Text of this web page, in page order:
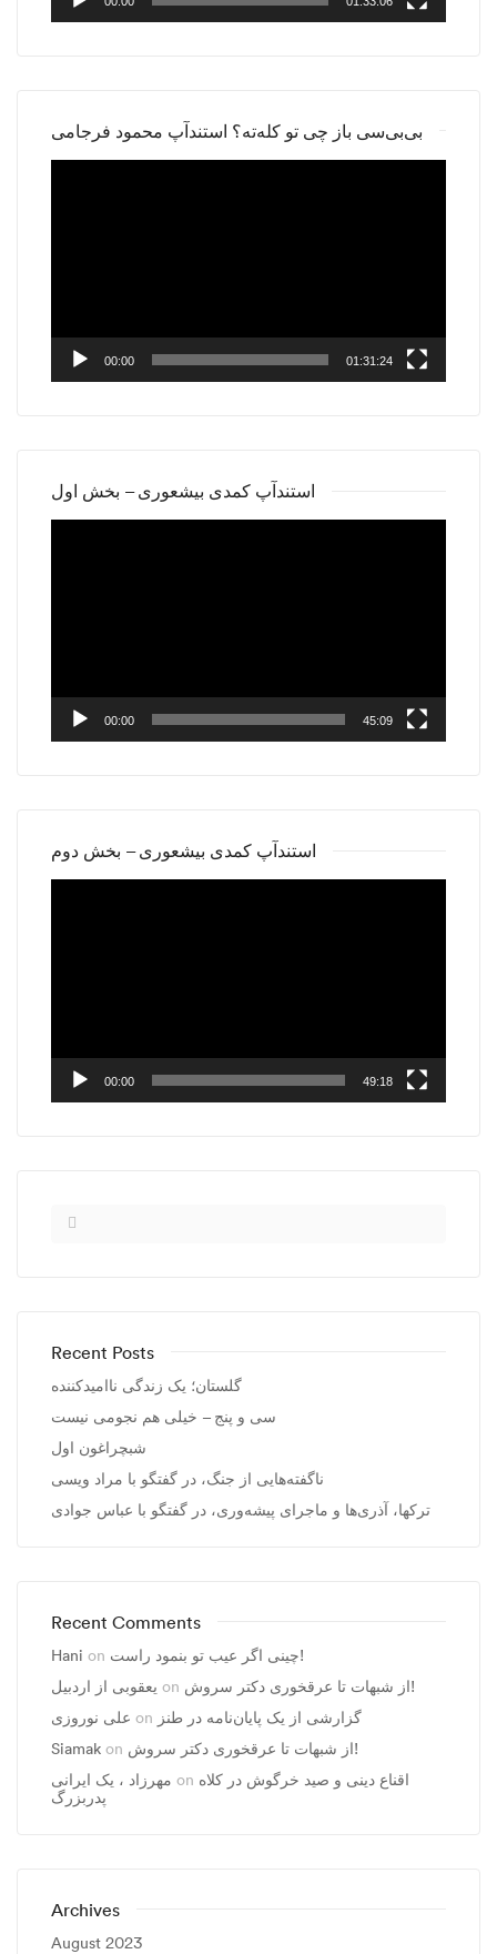
بی‌بی‌سی باز چی تو کله‌ته؟ استندآپ محمود فرجامی
00:00 01:31:24
استندآپ کمدی بیشعوری – بخش اول
00:00 45:09
استندآپ کمدی بیشعوری – بخش دوم
00:00 49:18
Recent Posts
گلستان؛ یک زندگی ناامیدکننده
سی و پنج – خیلی هم نجومی نیست
شبچراغون اول
ناگفته‌هایی از جنگ، در گفتگو با مراد ویسی
ترکها، آذری‌ها و ماجرای پیشه‌وری، در گفتگو با عباس جوادی
Recent Comments
Hani on
چینی اگر عیب تو بنمود راست!
یعقوبی از اردبیل on
از شبهات تا عرقخوری دکتر سروش!
علی نوروزی on گزارشی از یک پایان‌نامه در طنز
Siamak on
از شبهات تا عرقخوری دکتر سروش!
مهرزاد ، يک ايرانی on اقناع دینی و صید خرگوش در کلاه
پدربزرگ
Archives
August 2023